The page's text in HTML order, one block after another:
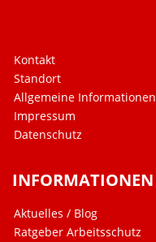
Kontakt
Standort
Allgemeine Informationen
Impressum
Datenschutz
INFORMATIONEN
Aktuelles / Blog
Ratgeber Arbeitsschutz